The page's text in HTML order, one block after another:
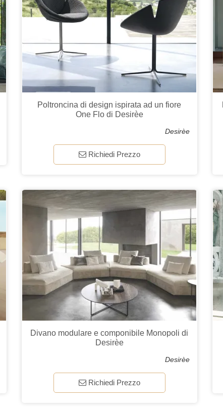
Poltroncina di design ispirata ad un fiore
One Flo di Desirèe
Desirèe
Richiedi Prezzo
Divano modulare e componibile Monopoli di
Desirèe
Desirèe
Richiedi Prezzo